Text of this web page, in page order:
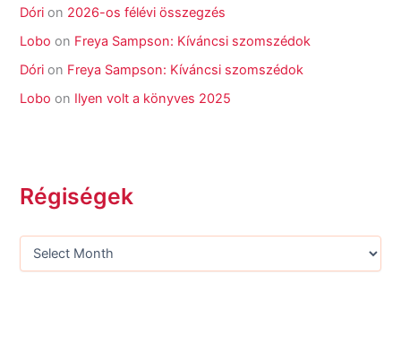
Dóri on 2026-os félévi összegzés
Lobo on Freya Sampson: Kíváncsi szomszédok
Dóri on Freya Sampson: Kíváncsi szomszédok
Lobo on Ilyen volt a könyves 2025
Régiségek